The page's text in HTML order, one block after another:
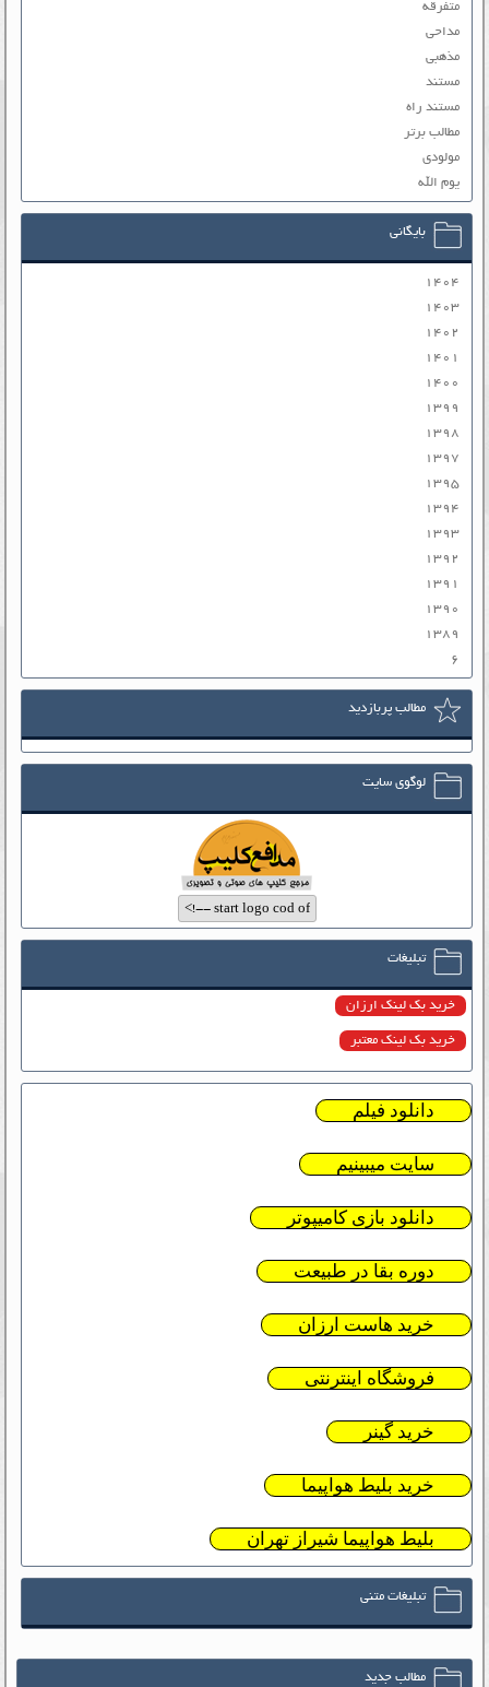
متفرقه
مداحی
مذهبی
مستند
مستند راه
مطالب برتر
مولودی
یوم الله
بایگانی
۱۴۰۴
۱۴۰۳
۱۴۰۲
۱۴۰۱
۱۴۰۰
۱۳۹۹
۱۳۹۸
۱۳۹۷
۱۳۹۵
۱۳۹۴
۱۳۹۳
۱۳۹۲
۱۳۹۱
۱۳۹۰
۱۳۸۹
۶
مطالب پربازدید
لوگوی سایت
تبلیغات
خرید بک لینک ارزان
خرید بک لینک معتبر
دانلود فیلم
سایت میبینیم
دانلود بازی کامیپوتر
دوره بقا در طبیعت
خرید هاست ارزان
فروشگاه اینترنتی
خرید گینر
خرید بلیط هواپیما
بلیط هواپیما شیراز تهران
تبلیغات متنی
مطالب جدید